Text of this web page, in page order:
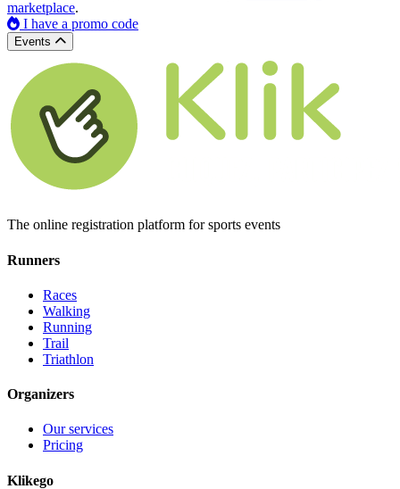
marketplace.
I have a promo code
Events
The online registration platform for sports events
Runners
Races
Walking
Running
Trail
Triathlon
Organizers
Our services
Pricing
Klikego